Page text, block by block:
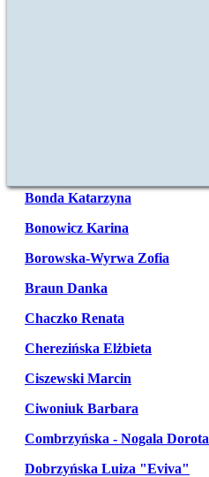
Bonda Katarzyna
Bonowicz Karina
Borowska-Wyrwa Zofia
Braun Danka
Chaczko Renata
Cherezińska Elżbieta
Ciszewski Marcin
Ciwoniuk Barbara
Combrzyńska - Nogala Dorota
Dobrzyńska Luiza "Eviva"